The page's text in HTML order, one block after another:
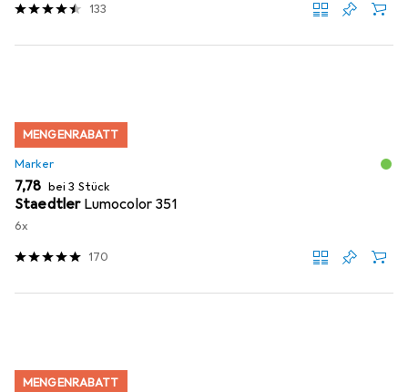
133
MENGENRABATT
Marker
EUR
7,78 bei 3 Stück
Staedtler Lumocolor 351
6x
170
MENGENRABATT